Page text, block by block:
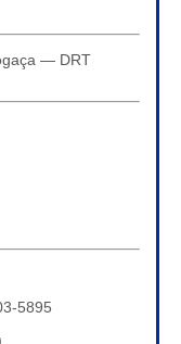
— DRT
5895